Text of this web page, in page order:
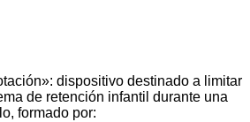
dispositivo destinado a limitar
de retención infantil durante una
formado por: